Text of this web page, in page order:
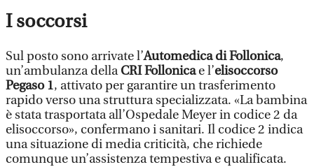
I soccorsi
Sul posto sono arrivate l’Automedica di Follonica,
un’ambulanza dellaCRI Follonicae l’elisoccorso
Pegaso 1, attivato per garantire un trasferimento
rapido verso una struttura specializzata. «La bambina
è stata trasportata all’Ospedale Meyer in codice 2 da
elisoccorso», confermano i sanitari. Il codice 2 indica
una situazione di media criticità, che richiede
comunque un’assistenza tempestiva e qualificata.